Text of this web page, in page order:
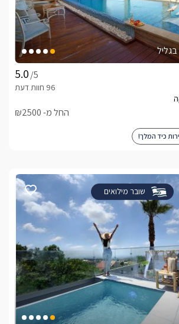
בגליל
/5
החל מ- ₪2500
כיד המלך!
שובר מילואים